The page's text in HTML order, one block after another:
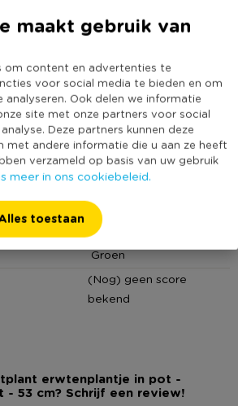
maakt gebruik van
om content en advertenties te
voor social media te bieden en om
analyseren. Ook delen we informatie
site met onze partners voor social
Deze partners kunnen deze
met andere informatie die u aan ze heeft
verzameld op basis van uw gebruik
meer in ons cookiebeleid.
toestaan
Dan is deze kunst hangplant de
het realistische ontwerp en de
breng je eenvoudig een frisse en
zonder je zorgen te maken over water
228179
Nee
Polyethyleen
53
Groen
(Nog) geen score
bekend
erwtenplantje in pot -
- 53 cm? Schrijf een review!